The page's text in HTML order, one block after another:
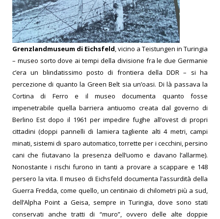
Grenzlandmuseum di Eichsfeld , vicino a Teistungen in Turingia
– museo sorto dove ai tempi della divisione fra le due Germanie
c’era un blindatissimo posto di frontiera della DDR – si ha
percezione di quanto la Green Belt sia un’oasi. Di là passava la
Cortina di Ferro e il museo documenta quanto fosse
impenetrabile quella barriera antiuomo creata dal governo di
Berlino Est dopo il 1961 per impedire fughe all’ovest di propri
cittadini (doppi pannelli di lamiera tagliente alti 4 metri, campi
minati, sistemi di sparo automatico, torrette per i cecchini, persino
cani che fiutavano la presenza dell’uomo e davano l’allarme).
Nonostante i rischi furono in tanti a provare a scappare e 148
persero la vita. Il museo di Eichsfeld documenta l’assurdità della
Guerra Fredda, come quello, un centinaio di chilometri più a sud,
dell’Alpha Point a Geisa, sempre in Turingia, dove sono stati
conservati anche tratti di “muro”, ovvero delle alte doppie